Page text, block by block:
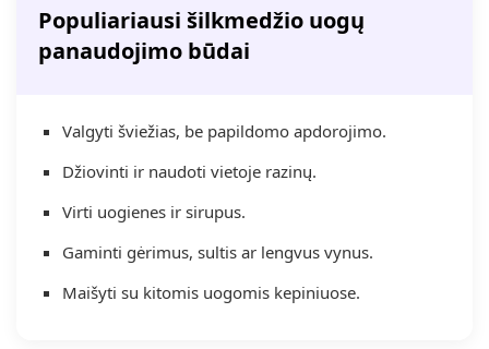
Populiariausi šilkmedžio uogų
panaudojimo būdai
Valgyti šviežias, be papildomo apdorojimo.
Džiovinti ir naudoti vietoje razinų.
Virti uogienes ir sirupus.
Gaminti gėrimus, sultis ar lengvus vynus.
Maišyti su kitomis uogomis kepiniuose.